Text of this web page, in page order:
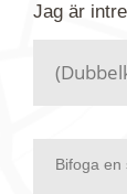
förfrågan.
Jag är
Bifoga en